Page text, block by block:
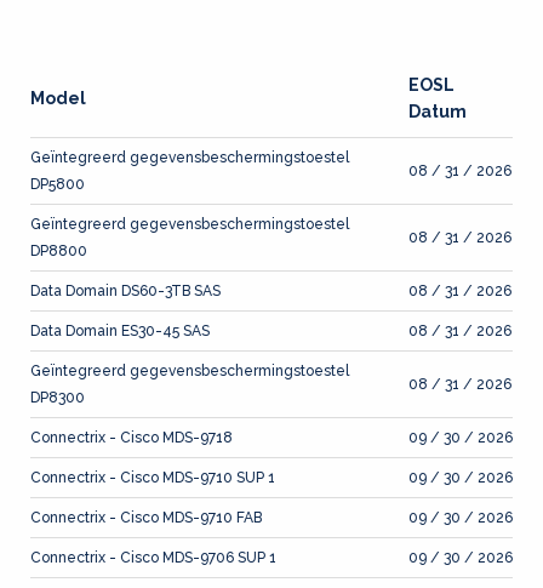
Model
EOSL
Datum
Geïntegreerd gegevensbeschermingstoestel
DP5800
08 / 31 / 2026
Geïntegreerd gegevensbeschermingstoestel
DP8800
08 / 31 / 2026
Data Domain DS60-3TB SAS 08 / 31 / 2026
Data Domain ES30-45 SAS 08 / 31 / 2026
Geïntegreerd gegevensbeschermingstoestel
DP8300
08 / 31 / 2026
Connectrix - Cisco MDS-9718 09 / 30 / 2026
Connectrix - Cisco MDS-9710 SUP 1 09 / 30 / 2026
Connectrix - Cisco MDS-9710 FAB 09 / 30 / 2026
Connectrix - Cisco MDS-9706 SUP 1 09 / 30 / 2026